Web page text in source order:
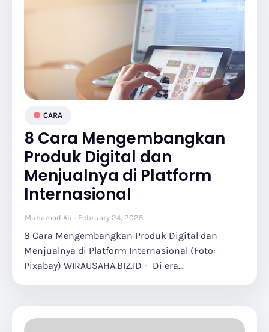
CARA
8 Cara Mengembangkan
Produk Digital dan
Menjualnya di Platform
Internasional
Muhamad Ali February 24, 2025
8 Cara Mengembangkan Produk Digital dan
Menjualnya di Platform Internasional (Foto:
Pixabay) WIRAUSAHA.BIZ.ID - Di era…